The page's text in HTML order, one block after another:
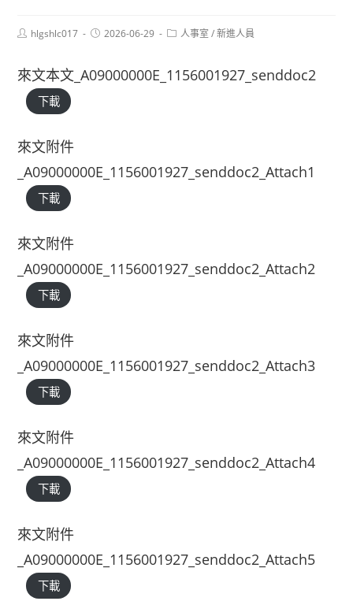
Posthlgshlc017
Post2026-06-29
Post人事室 / 新進人員
來文本文_A09000000E_1156001927_senddoc2
下載
來文附件
_A09000000E_1156001927_senddoc2_Attach1
下載
來文附件
_A09000000E_1156001927_senddoc2_Attach2
下載
來文附件
_A09000000E_1156001927_senddoc2_Attach3
下載
來文附件
_A09000000E_1156001927_senddoc2_Attach4
下載
來文附件
_A09000000E_1156001927_senddoc2_Attach5
下載